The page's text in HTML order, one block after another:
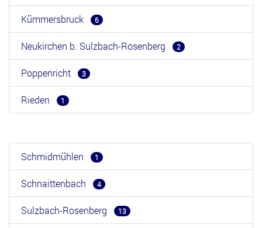
Kümmersbruck 6
Neukirchen b. Sulzbach-Rosenberg 2
Poppenricht 3
Rieden 1
Schmidmühlen 1
Schnaittenbach 4
Sulzbach-Rosenberg 13